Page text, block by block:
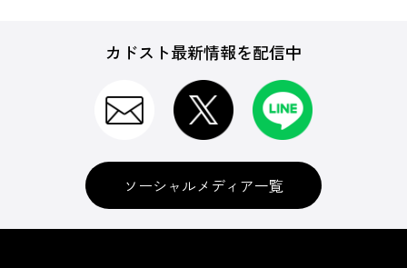
カドスト最新情報を配信中
ソーシャルメディア一覧